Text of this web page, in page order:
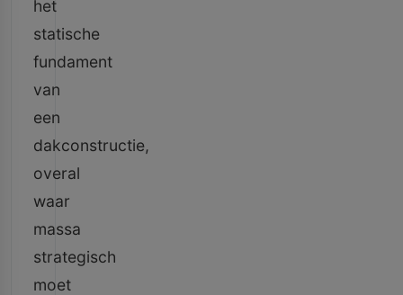
het
statische
fundament
van
een
dakconstructie,
overal
waar
massa
strategisch
moet